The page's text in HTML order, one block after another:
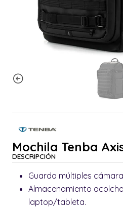
Mochila Tenba
DESCRIPCIÓN
Guarda múltiples
Almacenamiento
laptop/tableta.